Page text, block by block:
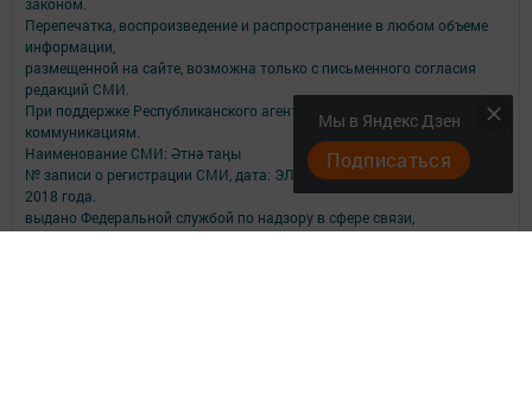
Мы в Яндекс Дзен
Подписаться
Перепечатка, воспроизведение и распространение в любом объеме
информации,
размещенной на сайте, возможна только с письменного согласия
редакций СМИ.
При поддержке Республиканского агентства по печати и массовым
коммуникациям.
Наименование СМИ: Әтнә таңы
№ записи о регистрации СМИ, дата: ЭЛ № ФС 77-73818 от 12 октября
2018 года.
выдано Федеральной службой по надзору в сфере связи,